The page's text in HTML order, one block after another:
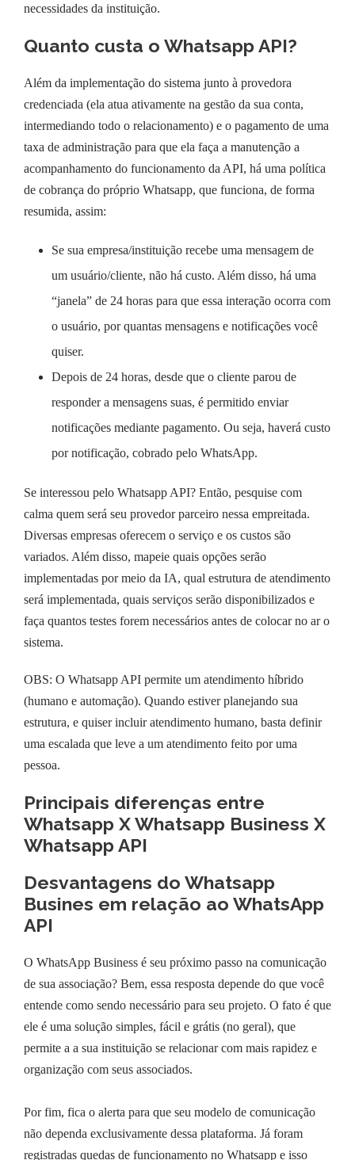
necessidades da instituição.
Quanto custa o Whatsapp API?
Além da implementação do sistema junto à provedora
credenciada (ela atua ativamente na gestão da sua conta,
intermediando todo o relacionamento) e o pagamento de uma
taxa de administração para que ela faça a manutenção a
acompanhamento do funcionamento da API, há uma política
de cobrança do próprio Whatsapp, que funciona, de forma
resumida, assim:
Se sua empresa/instituição recebe uma mensagem de
um usuário/cliente, não há custo. Além disso, há uma
“janela” de 24 horas para que essa interação ocorra com
o usuário, por quantas mensagens e notificações você
quiser.
Depois de 24 horas, desde que o cliente parou de
responder a mensagens suas, é permitido enviar
notificações mediante pagamento. Ou seja, haverá custo
por notificação, cobrado pelo WhatsApp.
Se interessou pelo Whatsapp API? Então, pesquise com
calma quem será seu provedor parceiro nessa empreitada.
Diversas empresas oferecem o serviço e os custos são
variados. Além disso, mapeie quais opções serão
implementadas por meio da IA, qual estrutura de atendimento
será implementada, quais serviços serão disponibilizados e
faça quantos testes forem necessários antes de colocar no ar o
sistema.
OBS: O Whatsapp API permite um atendimento híbrido
(humano e automação). Quando estiver planejando sua
estrutura, e quiser incluir atendimento humano, basta definir
uma escalada que leve a um atendimento feito por uma
pessoa.
Principais diferenças entre
Whatsapp X Whatsapp Business X
Whatsapp API
Desvantagens do Whatsapp
Busines em relação ao WhatsApp
API
O WhatsApp Business é seu próximo passo na comunicação
de sua associação? Bem, essa resposta depende do que você
entende como sendo necessário para seu projeto. O fato é que
ele é uma solução simples, fácil e grátis (no geral), que
permite a a sua instituição se relacionar com mais rapidez e
organização com seus associados.
Por fim, fica o alerta para que seu modelo de comunicação
não dependa exclusivamente dessa plataforma. Já foram
registradas quedas de funcionamento no Whatsapp e isso